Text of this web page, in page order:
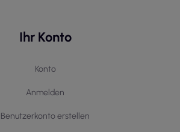
Ihr Konto
Konto
Anmelden
Benutzerkonto erstellen